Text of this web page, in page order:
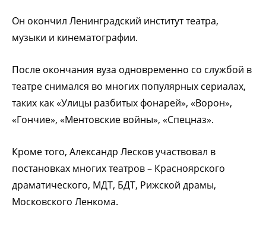
Он окончил Ленинградский институт театра,
музыки и кинематографии.
После окончания вуза одновременно со службой в
театре снимался во многих популярных сериалах,
таких как «Улицы разбитых фонарей», «Ворон»,
«Гончие», «Ментовские войны», «Спецназ».
Кроме того, Александр Лесков участвовал в
постановках многих театров – Красноярского
драматического, МДТ, БДТ, Рижской драмы,
Московского Ленкома.